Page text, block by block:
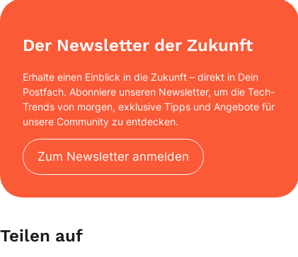
Der Newsletter der Zukunft
Erhalte einen Einblick in die Zukunft – direkt in Dein
Postfach. Abonniere unseren Newsletter, um die Tech-
Trends von morgen, exklusive Tipps und Angebote für
unsere Community zu entdecken.
Zum Newsletter anmelden
Teilen auf